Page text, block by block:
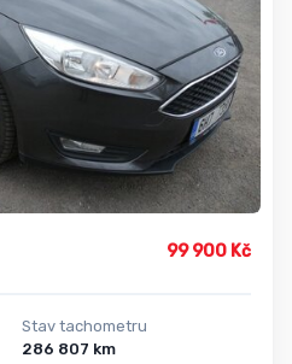
99 900 Kč
Stav tachometru
286 807 km